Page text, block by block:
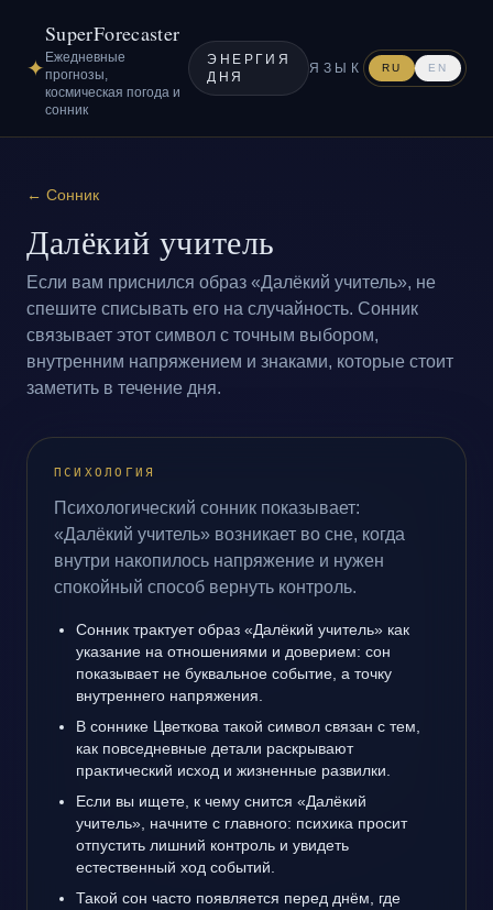
✦
SuperForecaster
Ежедневные
прогнозы,
космическая погода и
сонник
ЭНЕРГИЯ
ДНЯ
ЯЗЫК RU EN
← Сонник
Далёкий учитель
Если вам приснился образ «Далёкий учитель», не
спешите списывать его на случайность. Сонник
связывает этот символ с точным выбором,
внутренним напряжением и знаками, которые стоит
заметить в течение дня.
ПСИХОЛОГИЯ
Психологический сонник показывает:
«Далёкий учитель» возникает во сне, когда
внутри накопилось напряжение и нужен
спокойный способ вернуть контроль.
Сонник трактует образ «Далёкий учитель» как
указание на отношениями и доверием: сон
показывает не буквальное событие, а точку
внутреннего напряжения.
В соннике Цветкова такой символ связан с тем,
как повседневные детали раскрывают
практический исход и жизненные развилки.
Если вы ищете, к чему снится «Далёкий
учитель», начните с главного: психика просит
отпустить лишний контроль и увидеть
естественный ход событий.
Такой сон часто появляется перед днём, где